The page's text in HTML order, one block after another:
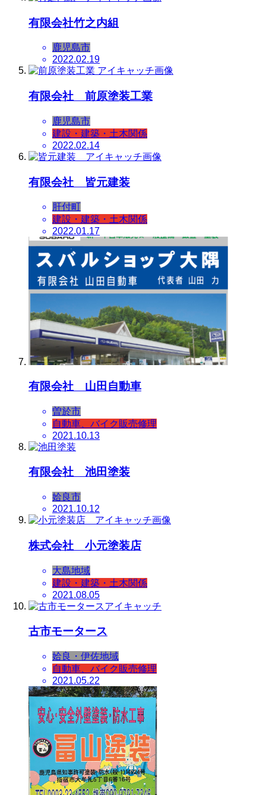
有限会社竹之内組
鹿児島市
2022.02.19
有限会社 前原塗装工業
鹿児島市
建設・建築・土木関係
2022.02.14
有限会社 皆元建装
肝付町
建設・建築・土木関係
2022.01.17
有限会社 山田自動車
曽於市
自動車、バイク販売修理
2021.10.13
有限会社 池田塗装
姶良市
2021.10.12
株式会社 小元塗装店
大島地域
建設・建築・土木関係
2021.08.05
古市モータース
姶良・伊佐地域
自動車、バイク販売修理
2021.05.22